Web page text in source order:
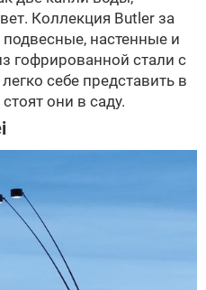
Коллекция Butler за
настенные и
гофрированной стали с
себе представить в
они в саду.